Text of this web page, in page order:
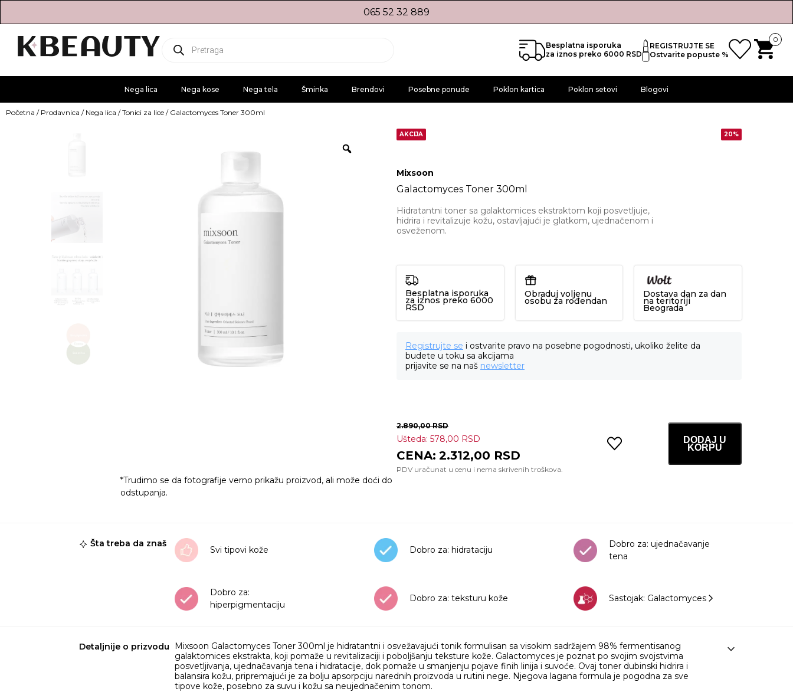
065 52 32 889
Products
search
Besplatna isporuka
za iznos preko 6000 RSD
REGISTRUJTE SE
Ostvarite popuste %
0
Nega lica Nega kose Nega tela Šminka Brendovi Posebne ponude Poklon kartica Poklon setovi Blogovi
Početna / Prodavnica / Nega lica /Tonici za lice / Galactomyces Toner 300ml
AKCIJA 20%
Mixsoon
Galactomyces Toner 300ml
Hidratantni toner sa galaktomices ekstraktom koji posvetljuje,
hidrira i revitalizuje kožu, ostavljajući je glatkom, ujednačenom i
osveženom.
Besplatna isporuka
za iznos preko 6000
RSD
Obraduj voljenu
osobu za rođendan
Dostava dan za dan
na teritoriji
Beograda
Registrujte se i ostvarite pravo na posebne pogodnosti, ukoliko želite da
budete u toku sa akcijama
prijavite se na naš newsletter
2.890,00RSD
Ušteda: 578,00 RSD
2.312,00 RSD
Galactomyces
DODAJ U
KORPU
*Trudimo se da fotografije verno prikažu proizvod, ali može doći do
odstupanja.
Šta treba da znaš
Svi tipovi kože Dobro za: hidrataciju
Dobro za: ujednačavanje
tena
Dobro za:
hiperpigmentaciju
Dobro za: teksturu kože Sastojak: Galactomyces
Detaljnije o prizvodu
Mixsoon Galactomyces Toner 300ml je hidratantni i osvežavajući tonik formulisan sa visokim sadržajem 98% fermentisanog
galaktomices ekstrakta, koji pomaže u revitalizaciji i poboljšanju teksture kože. Galactomyces je poznat po svojim svojstvima
posvetljivanja, ujednačavanja tena i hidratacije, dok pomaže u smanjenju pojave finih linija i suvoće. Ovaj toner dubinski hidrira i
balansira kožu, pripremajući je za bolju apsorpciju narednih proizvoda u rutini nege. Njegova lagana formula je pogodna za sve
tipove kože, posebno za suvu i kožu sa neujednačenim tonom.